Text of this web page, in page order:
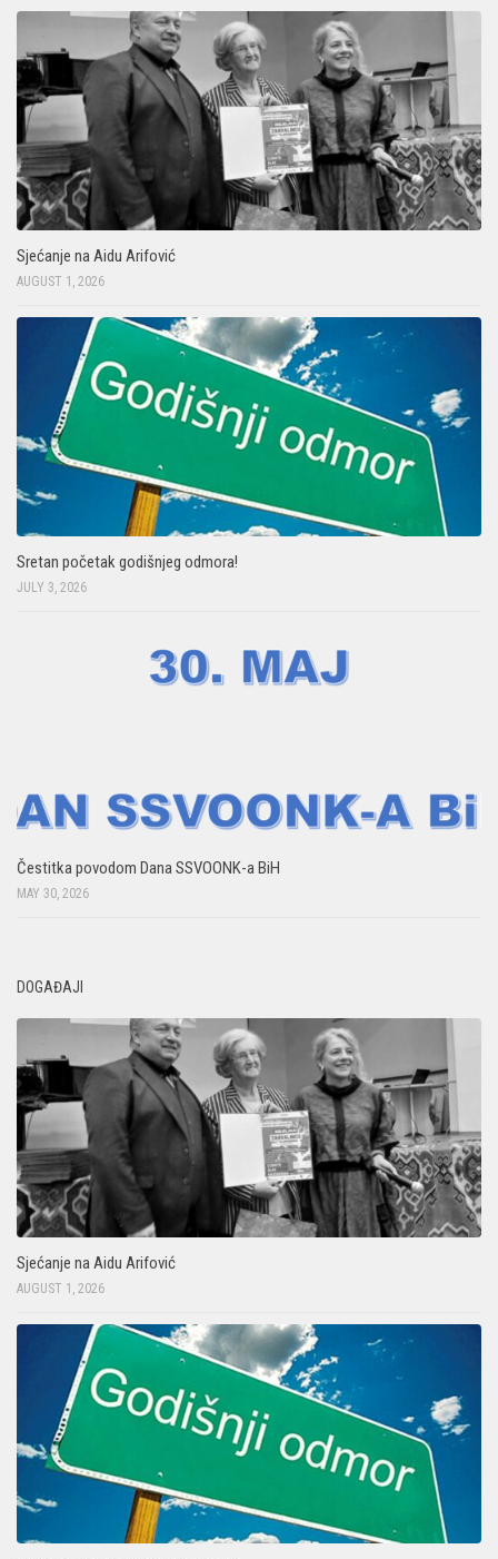
Sjećanje na Aidu Arifović
AUGUST 1, 2026
Sretan početak godišnjeg odmora!
JULY 3, 2026
Čestitka povodom Dana SSVOONK-a BiH
MAY 30, 2026
DOGAĐAJI
Sjećanje na Aidu Arifović
AUGUST 1, 2026